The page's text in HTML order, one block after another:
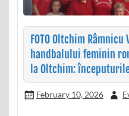
FOTO Oltchim
handbalului feminin
la Oltchim:
February 10, 2026